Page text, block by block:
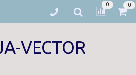
0 0
VECTOR